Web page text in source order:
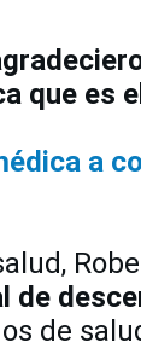
que es
a
de
de